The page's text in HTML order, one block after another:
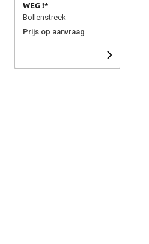
WEG !*
Bollenstreek
Prijs op aanvraag